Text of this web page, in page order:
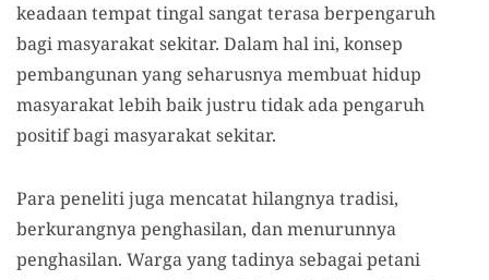
keadaan tempat tingal sangat terasa berpengaruh
bagi masyarakat sekitar. Dalam hal ini, konsep
pembangunan yang seharusnya membuat hidup
masyarakat lebih baik justru tidak ada pengaruh
positif bagi masyarakat sekitar.
Para peneliti juga mencatat hilangnya tradisi,
berkurangnya penghasilan, dan menurunnya
penghasilan. Warga yang tadinya sebagai petani